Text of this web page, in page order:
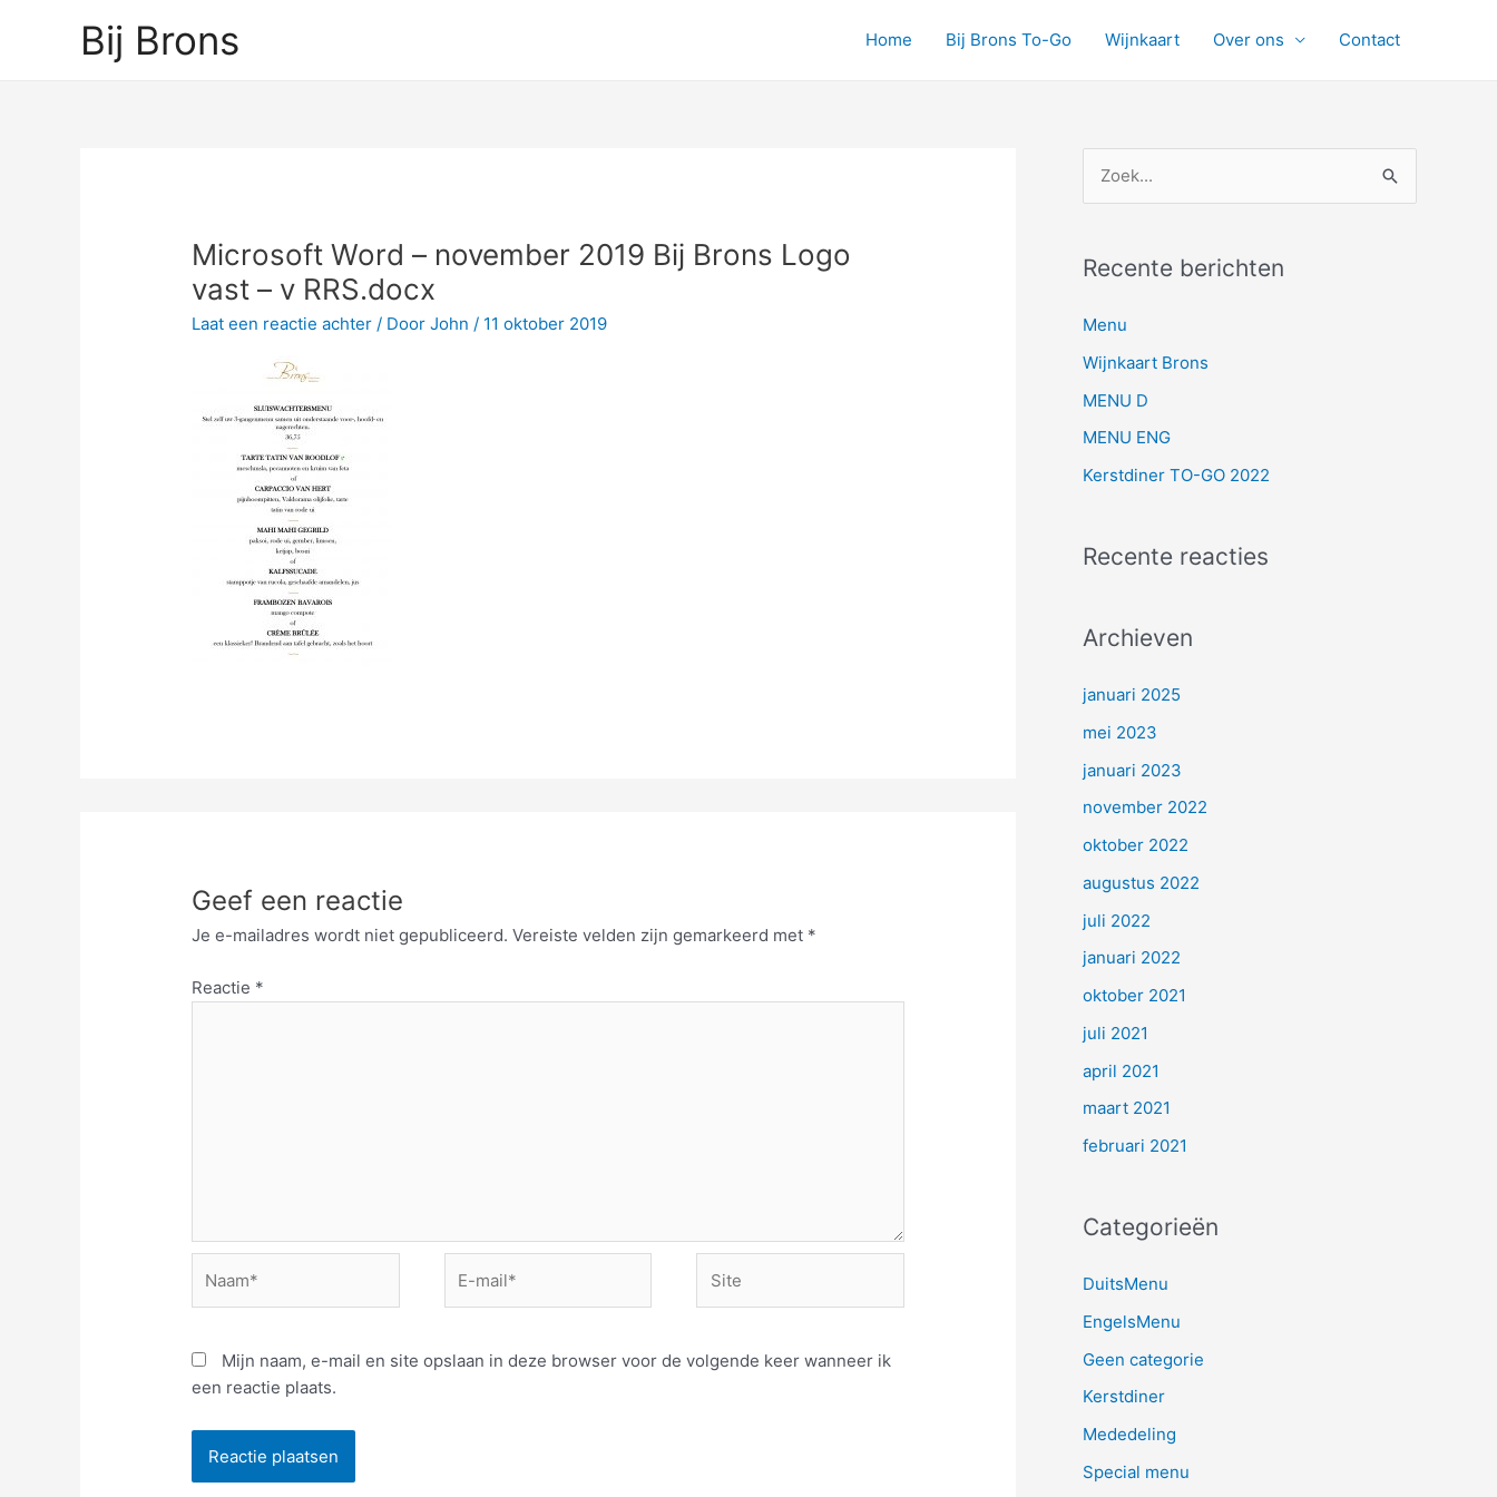
Bij Brons Home Bij Brons To-Go Wijnkaart Over ons Contact
Microsoft Word – november 2019 Bij Brons Logo
vast – v RRS.docx
Laat een reactie achter / DoorJohn/ 11 oktober 2019
Geef een reactie
Je e-mailadres wordt niet gepubliceerd. Vereiste velden zijn gemarkeerd met *
Reactie *
mail*
Mijn naam, e-mail en site opslaan in deze browser voor de volgende keer wanneer ik
een reactie plaats.
k
n
r
:
Recente berichten
Menu
Wijnkaart Brons
MENU D
MENU ENG
Kerstdiner TO-GO 2022
Recente reacties
Archieven
januari 2025
mei 2023
januari 2023
november 2022
oktober 2022
augustus 2022
juli 2022
januari 2022
oktober 2021
juli 2021
april 2021
maart 2021
februari 2021
Categorieën
DuitsMenu
EngelsMenu
Geen categorie
Kerstdiner
Mededeling
Special menu